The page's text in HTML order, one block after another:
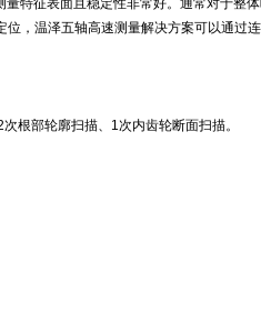
特征表面且稳定性非常好。通常对于整
，温泽五轴高速测量解决方案可以通过
根部轮廓扫描、1次内齿轮断面扫描。